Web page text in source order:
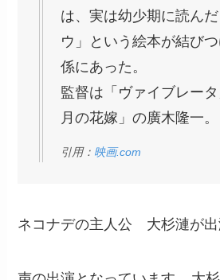
は、実は幼少期に読ん
ウ」という絵本が結び
係にあった。
監督は「ヴァイブレー
月の花嫁」の廣木隆一。
引用： 映画.com
ネコナデの主人公 大杉漣が出